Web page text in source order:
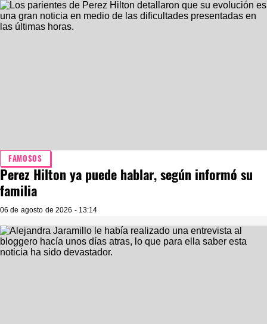
FAMOSOS
Perez Hilton ya puede hablar, según informó su
familia
06 de agosto de 2026 - 13:14